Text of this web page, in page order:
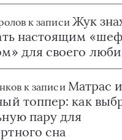
к записи Жук
настоящим
для своего
к записи Матрас и
топпер: как
пару для
сна